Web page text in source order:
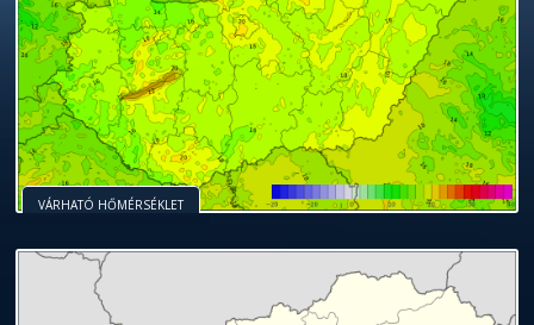
VÁRHATÓ HŐMÉRSÉKLET